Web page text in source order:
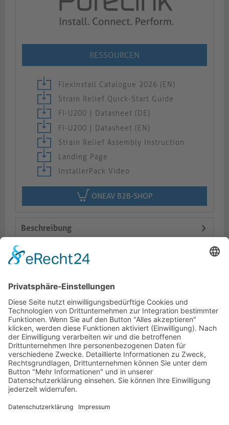
RESSOURCEN
FlexInstall Catalogue 2026 (EN)
Strain Relief Quick-Start Guide
FI-U200 | Datasheet (DE)
FI-U200 | Datasheet (EN)
Strain Relief Assembly Instruction
Landing Page
InstallerPack Video
ONEAV B2B-SHOP
Beschreibung
Logistik
Dokumente
HOTLINE
PURELINK.DE